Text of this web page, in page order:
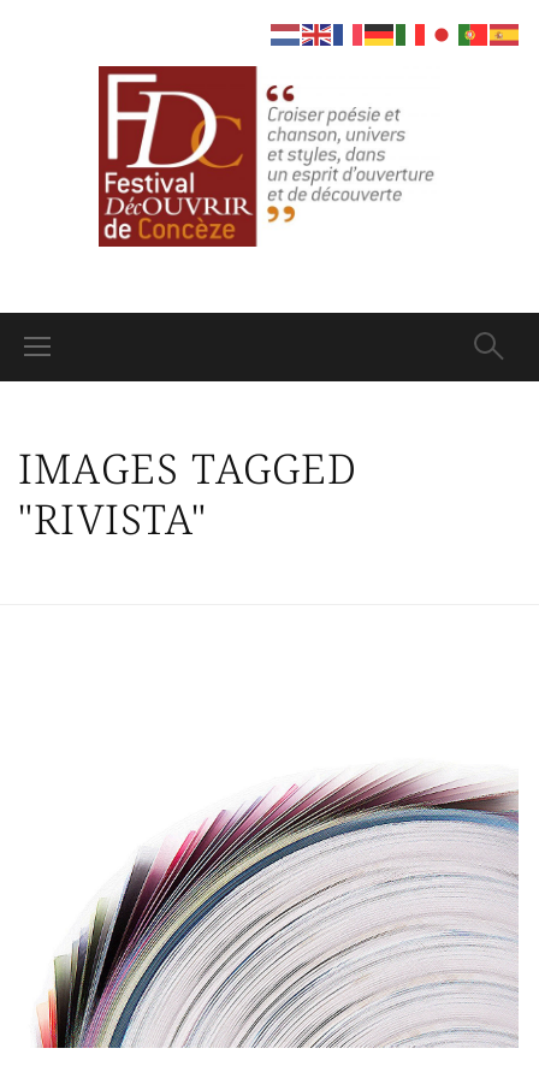
IMAGES TAGGED
"RIVISTA"